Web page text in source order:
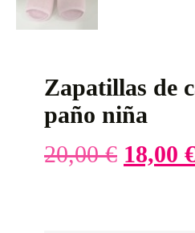
Zapatillas de
paño niña
20,00€ 18,00